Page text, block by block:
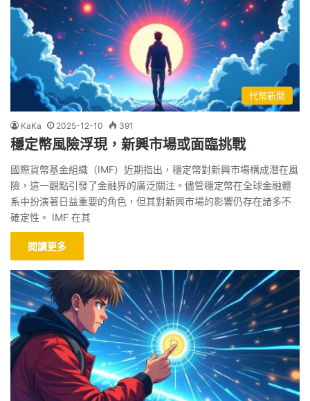
代幣新聞
KaKa 2025-12-10 391
穩定幣風險浮現，新興市場或面臨挑戰
國際貨幣基金組織（IMF）近期指出，穩定幣對新興市場構成潛在風
險，這一觀點引發了金融界的廣泛關注。儘管穩定幣在全球金融體
系中扮演著日益重要的角色，但其對新興市場的影響仍存在諸多不
確定性。 IMF 在其
閱讀更多